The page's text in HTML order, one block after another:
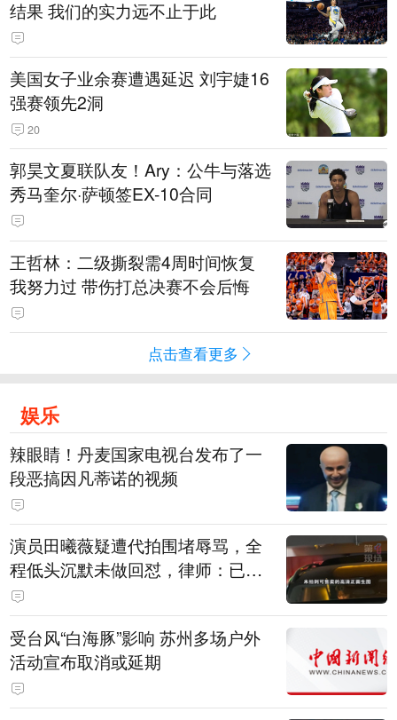
结果 我们的实力远不止于此
美国女子业余赛遭遇延迟 刘宇婕16
强赛领先2洞
20
郭昊文夏联队友！Ary：公牛与落选
秀马奎尔·萨顿签EX-10合同
王哲林：二级撕裂需4周时间恢复
我努力过 带伤打总决赛不会后悔
点击查看更多
娱乐
辣眼睛！丹麦国家电视台发布了一
段恶搞因凡蒂诺的视频
演员田曦薇疑遭代拍围堵辱骂，全
程低头沉默未做回怼，律师：已超
出公众人物应容忍的合理界限
受台风“白海豚”影响 苏州多场户外
活动宣布取消或延期